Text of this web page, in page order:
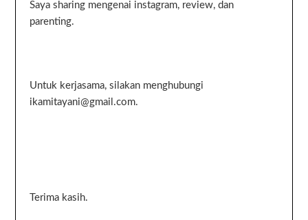
Saya sharing mengenai instagram, review, dan
parenting.
Untuk kerjasama, silakan menghubungi
ikamitayani@gmail.com.
Terima kasih.